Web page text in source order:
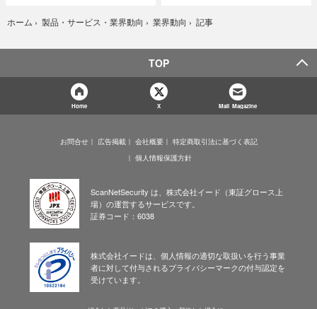
ホーム › 製品・サービス・業界動向 › 業界動向 › 記事
TOP
Home X Mail Magazine
お問合せ 広告掲載 会社概要
特定商取引法に基づく表記
個人情報保護方針
ScanNetSecurity は、株式会社イード（東証グロース上
場）の運営するサービスです。
証券コード：6038
株式会社イードは、個人情報の適切な取扱いを行う事業
者に対して付与されるプライバシーマークの付与認定を
受けています。